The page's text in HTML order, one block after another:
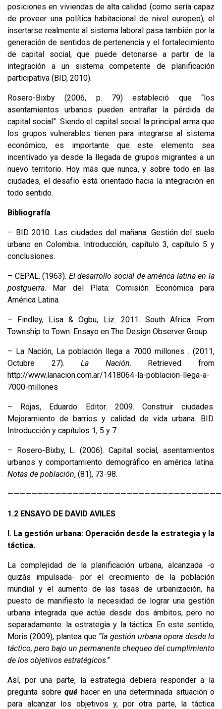
posiciones en viviendas de alta calidad (como sería capaz
de proveer una política habitacional de nivel europeo), el
insertarse realmente al sistema laboral pasa también por la
generación de sentidos de pertenencia y el fortalecimiento
de capital social, que puede detonarse a partir de la
integración a un sistema competente de planificación
participativa (BID, 2010).
Rosero-Bixby (2006, p. 79) estableció que “los
asentamientos urbanos pueden entrañar la pérdida de
capital social”. Siendo el capital social la principal arma que
los grupos vulnerables tienen para integrarse al sistema
económico, es importante que este elemento sea
incentivado ya desde la llegada de grupos migrantes a un
nuevo territorio. Hoy más que nunca, y sobre todo en las
ciudades, el desafío está orientado hacia la integración en
todo sentido.
Bibliografía
– BID 2010. Las ciudades del mañana. Gestión del suelo
urbano en Colombia. Introducción, capítulo 3, capítulo 5 y
conclusiones.
– CEPAL. (1963). El desarrollo social de américa latina en la
postguerra. Mar del Plata: Comisión Económica para
América Latina.
– Findley, Lisa & Ogbu, Liz. 2011. South Africa: From
Township to Town. Ensayo en The Design Observer Group.
– La Nación, La población llega a 7000 millones . (2011,
Octubre 27).La Nación. Retrieved from
http://www.lanacion.com.ar/1418064-la-poblacion-llega-a-
7000-millones
– Rojas, Eduardo Editor. 2009. Construir ciudades.
Mejoramiento de barrios y calidad de vida urbana. BID.
Introducción y capítulos 1, 5 y 7.
– Rosero-Bixby, L. (2006). Capital social, asentamientos
urbanos y comportamiento demográfico en américa latina.
Notas de población, (81), 73-98.
1.2 ENSAYO DE DAVID AVILES
I. La gestión urbana: Operación desde la estrategia y la
táctica.
La complejidad de la planificación urbana, alcanzada -o
quizás impulsada- por el crecimiento de la población
mundial y el aumento de las tasas de urbanización, ha
puesto de manifiesto la necesidad de lograr una gestión
urbana integrada que actúe desde dos ámbitos, pero no
separadamente: la estrategia y la táctica. En este sentido,
Moris (2009), plantea que “la gestión urbana opera desde lo
táctico, pero bajo un permanente chequeo del cumplimiento
de los objetivos estratégicos.”
Así, por una parte, la estrategia debiera responder a la
pregunta sobre qué hacer en una determinada situación o
para alcanzar los objetivos y, por otra parte, la táctica